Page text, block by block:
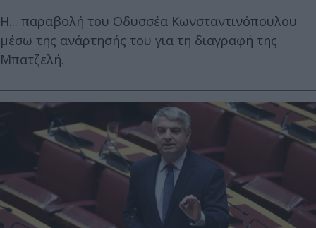
Η... παραβολή του Οδυσσέα Κωνσταντινόπουλου
μέσω της ανάρτησής του για τη διαγραφή της
Μπατζελή.